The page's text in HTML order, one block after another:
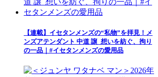
【連載】イセタンメンズの“私物”を拝見！メ
ンズアテンダント 中道 譲_想いを紡ぐ、拘り
の一品｜#イセタンメンズの愛用品